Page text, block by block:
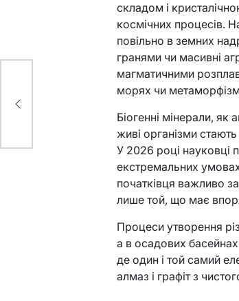
складом і
космічних процесів.
повільно в земних
гранями чи масивні
магматичними
морях чи
Біогенні мінерали,
живі організми
У 2026 році науковці
екстремальних
початківця важливо
лише той, що має
Процеси утворення
а в осадових
де один і той самий
алмаз і графіт з